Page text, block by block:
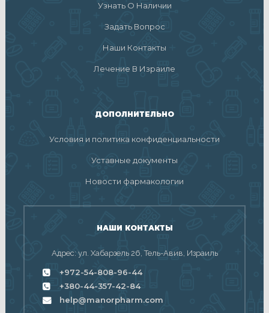
Узнать О Наличии
Задать Вопрос
Наши Контакты
Лечение В Израиле
ДОПОЛНИТЕЛЬНО
Условия и политика конфиденциальности
Уставные документы
Новости фармакологии
НАШИ КОНТАКТЫ
Адрес: ул. Хабарзель 26, Тель-Авив, Израиль
+972-54-808-96-44
+380-44-357-42-84
help@manorpharm.com